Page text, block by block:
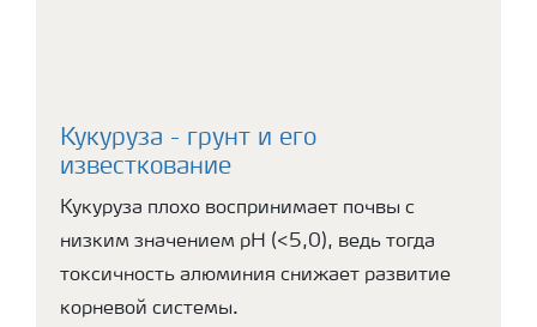
Кукуруза - грунт и его
известкование
Кукуруза плохо воспринимает почвы с
низким значением рН (<5,0), ведь тогда
токсичность алюминия снижает развитие
корневой системы.